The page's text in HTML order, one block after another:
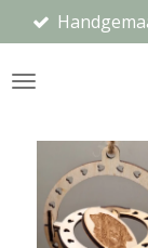
direct
naar